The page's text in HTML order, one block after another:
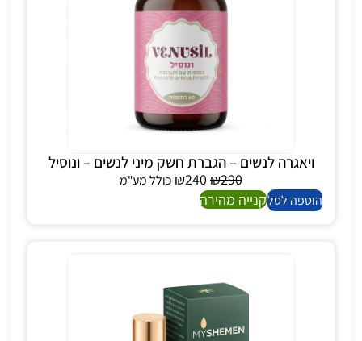
ויאגרה לנשים – הגברת חשק מיני לנשים – ונוסיל
₪290
₪240
כולל מע"מ
הוספה לסלקנייה מהירה